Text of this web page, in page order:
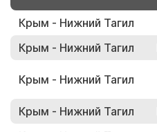
Крым - Нижний Тагил
Крым - Нижний Тагил
Крым - Нижний Тагил
Крым - Нижний Тагил